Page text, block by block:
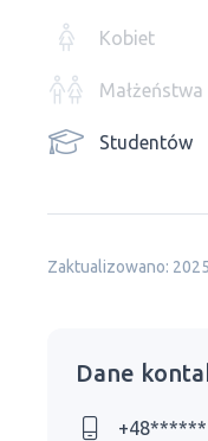
Kobiet
Małżeństwa
Studentów
Zaktualizowano:
Dane
+48******